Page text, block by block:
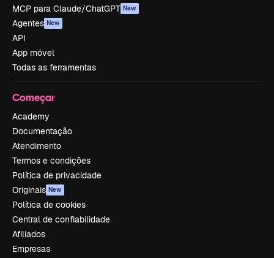
MCP para Claude/ChatGPT New
Agentes New
API
App móvel
Todas as ferramentas
Começar
Academy
Documentação
Atendimento
Termos e condições
Política de privacidade
Originais New
Política de cookies
Central de confiabilidade
Afiliados
Empresas